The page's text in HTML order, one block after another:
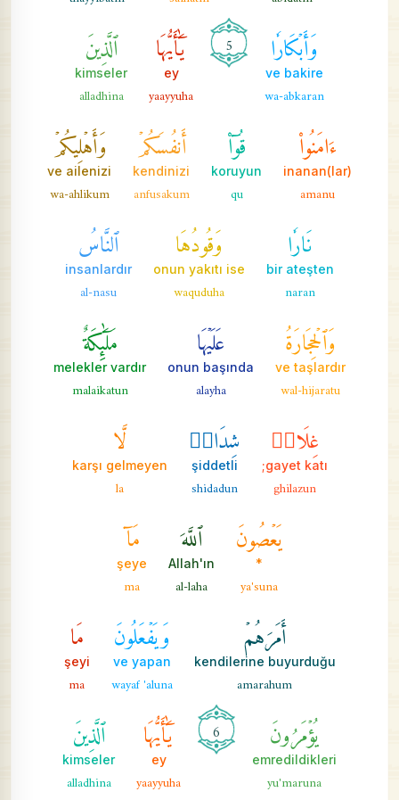
وَأَبۡكَارٗا
ve bakire
wa-abkaran
5 يَٰٓأَيُّهَا
ey
yaayyuha
ٱلَّذِينَ
kimseler
alladhina
ءَامَنُواْ
inanan(lar)
amanu
قُوٓاْ
koruyun
qu
أَنفُسَكُمۡ
kendinizi
anfusakum
وَأَهۡلِيكُمۡ
ve ailenizi
wa-ahlikum
نَارٗا
bir ateşten
naran
وَقُودُهَا
onun yakıtı ise
waquduha
ٱلنَّاسُ
insanlardır
al-nasu
وَٱلۡحِجَارَةُ
ve taşlardır
wal-hijaratu
عَلَيۡهَا
onun başında
alayha
مَلَٰٓئِكَةٌ
melekler vardır
malaikatun
غِلَاظٞ
gayet katı;
ghilazun
شِدَادٞ
şiddetli
shidadun
لَّا
karşı gelmeyen
la
يَعۡصُونَ
*
ya'suna
ٱللَّهَ
Allah'ın
al-laha
مَآ
şeye
ma
أَمَرَهُمۡ
kendilerine buyurduğu
amarahum
وَيَفۡعَلُونَ
ve yapan
wayaf 'aluna
مَا
şeyi
ma
يُؤۡمَرُونَ
emredildikleri
yu'maruna
6 يَٰٓأَيُّهَا
ey
yaayyuha
ٱلَّذِينَ
kimseler
alladhina